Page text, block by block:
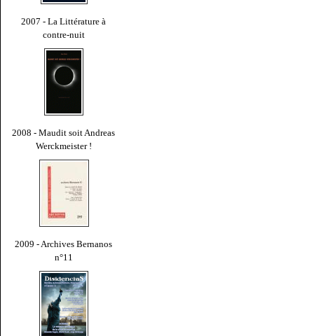
2007 - La Littérature à
contre-nuit
2008 - Maudit soit Andreas
Werckmeister !
2009 - Archives Bernanos
n°11